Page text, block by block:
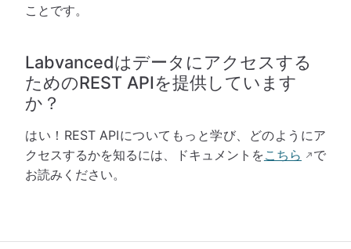
ことです。
Labvancedはデータにアクセスする
ためのREST APIを提供しています
か？
はい！REST APIについてもっと学び、どのようにア
クセスするかを知るには、ドキュメントをこちら
で
お読みください。